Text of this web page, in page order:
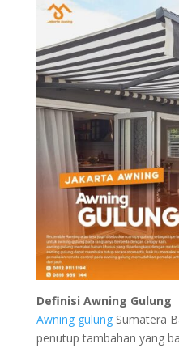
Definisi Awning Gulung
Awning gulungSumatera
penutup tambahan yang